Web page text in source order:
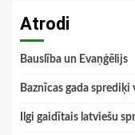
Atrodi
Bauslība un Evaņģēlijs
Baznīcas gada
Ilgi gaidītais latviešu